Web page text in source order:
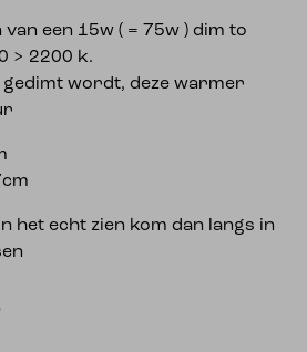
een 15w ( = 75w ) dim to
> 2200 k.
gedimt wordt, deze warmer
het echt zien kom dan langs in